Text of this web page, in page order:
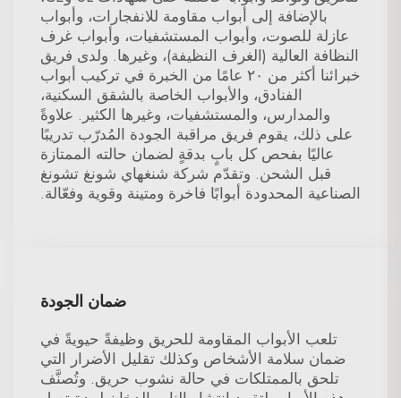
بالإضافة إلى أبواب مقاومة للانفجارات، وأبواب
عازلة للصوت، وأبواب المستشفيات، وأبواب غرف
النظافة العالية (الغرف النظيفة)، وغيرها. ولدى فريق
خبرائنا أكثر من ٢٠ عامًا من الخبرة في تركيب أبواب
الفنادق، والأبواب الخاصة بالشقق السكنية،
والمدارس، والمستشفيات، وغيرها الكثير. علاوةً
على ذلك، يقوم فريق مراقبة الجودة المُدرّب تدريبًا
عاليًا بفحص كل بابٍ بدقةٍ لضمان حالته الممتازة
قبل الشحن. وتقدّم شركة شنغهاي شونغ تشونغ
الصناعية المحدودة أبوابًا فاخرة ومتينة وقوية وفعّالة.
ضمان الجودة
تلعب الأبواب المقاومة للحريق وظيفةً حيويةً في
ضمان سلامة الأشخاص وكذلك تقليل الأضرار التي
تلحق بالممتلكات في حالة نشوب حريق. وتُصنَّف